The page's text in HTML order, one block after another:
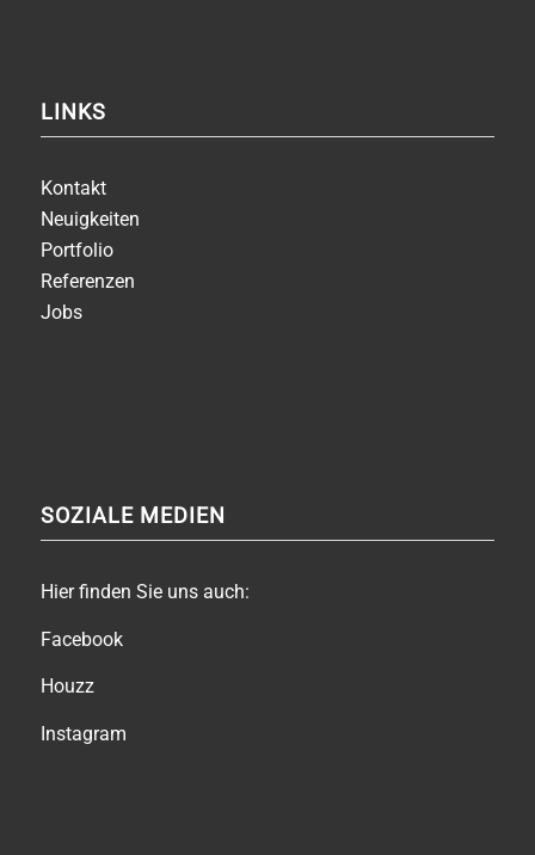
LINKS
Kontakt
Neuigkeiten
Portfolio
Referenzen
Jobs
SOZIALE MEDIEN
Hier finden Sie uns auch:
Facebook
Houzz
Instagram